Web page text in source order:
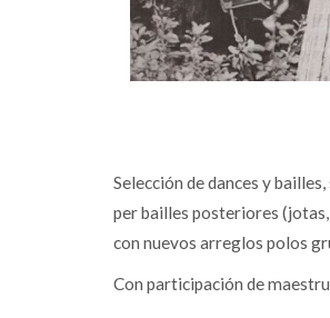
Selección de dances y
per bailles posteriores
con nuevos arreglos polos
Con participación de